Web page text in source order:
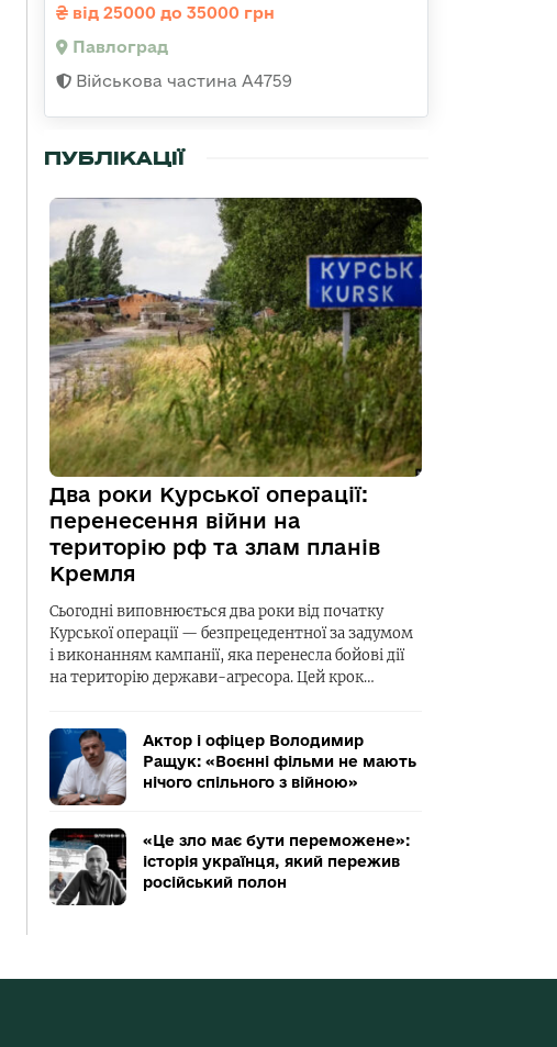
від 25000 до 35000 грн
Павлоград
Військова частина А4759
ПУБЛІКАЦІЇ
Два роки Курської операції:
перенесення війни на
територію рф та злам планів
Кремля
Сьогодні виповнюється два роки від початку
Курської операції — безпрецедентної за задумом
і виконанням кампанії, яка перенесла бойові дії
на територію держави-агресора. Цей крок…
Актор і офіцер Володимир
Ращук: «Воєнні фільми не мають
нічого спільного з війною»
«Це зло має бути переможене»:
історія українця, який пережив
російський полон